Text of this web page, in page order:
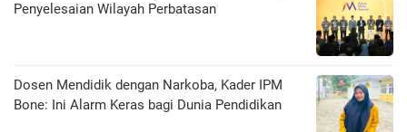
Penyelesaian Wilayah Perbatasan
Dosen Mendidik dengan Narkoba, Kader IPM
Bone: Ini Alarm Keras bagi Dunia Pendidikan